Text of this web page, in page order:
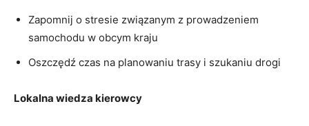
Zapomnij o stresie związanym z ‌prowadzeniem
⁣samochodu w obcym​ kraju
Oszczędź czas na planowaniu trasy i szukaniu drogi
Lokalna⁤ wiedza ⁣kierowcy